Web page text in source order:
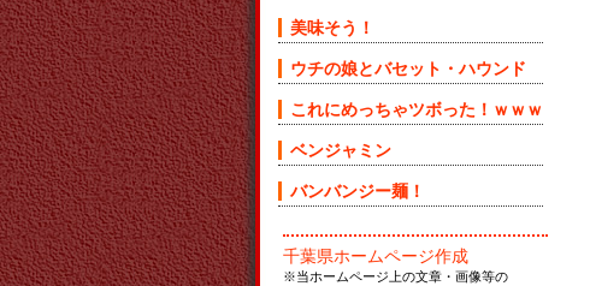
美味そう！
ウチの娘とバセット・ハウンド
これにめっちゃツボった！ｗｗｗ
ベンジャミン
バンバンジー麺！
千葉県ホームページ作成
※当ホームページ上の文章・画像等の